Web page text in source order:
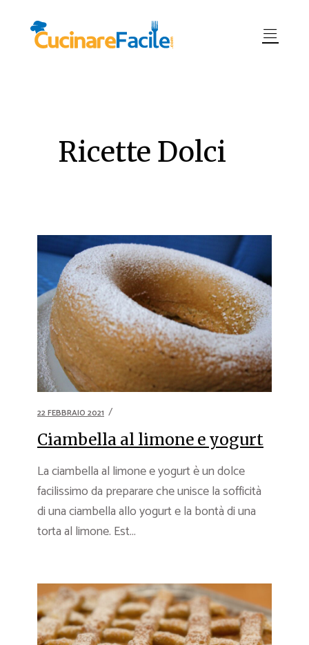
Ricette Dolci
22 FEBBRAIO 2021
Ciambella al limone e yogurt
La ciambella al limone e yogurt è un dolce
facilissimo da preparare che unisce la sofficità
di una ciambella allo yogurt e la bontà di una
torta al limone. Est...